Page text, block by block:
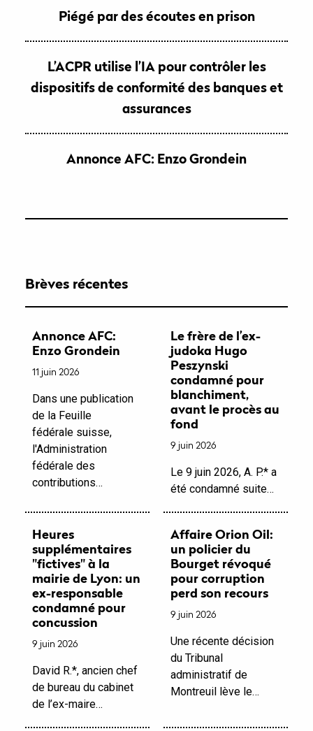
Piégé par des écoutes en prison
L’ACPR utilise l’IA pour contrôler les
dispositifs de conformité des banques et
assurances
Annonce AFC: Enzo Grondein
Brèves récentes
Annonce AFC:
Enzo Grondein
11 juin 2026
Dans une publication
de la Feuille
fédérale suisse,
l'Administration
fédérale des
contributions…
Le frère de l’ex-
judoka Hugo
Peszynski
condamné pour
blanchiment,
avant le procès au
fond
9 juin 2026
Le 9 juin 2026, A. P.* a
été condamné suite…
Heures
supplémentaires
"fictives" à la
mairie de Lyon: un
ex-responsable
condamné pour
concussion
9 juin 2026
David R.*, ancien chef
de bureau du cabinet
de l’ex-maire…
Affaire Orion Oil:
un policier du
Bourget révoqué
pour corruption
perd son recours
9 juin 2026
Une récente décision
du Tribunal
administratif de
Montreuil lève le…